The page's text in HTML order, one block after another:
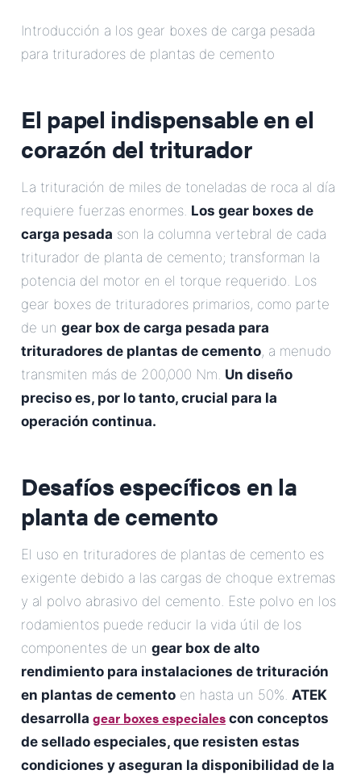
Introducción a los gear boxes de carga pesada
para trituradores de plantas de cemento
El papel indispensable en el
corazón del triturador
La trituración de miles de toneladas de roca al día
requiere fuerzas enormes. Los gear boxes de
carga pesada son la columna vertebral de cada
triturador de planta de cemento; transforman la
potencia del motor en el torque requerido. Los
gear boxes de trituradores primarios, como parte
de un gear box de carga pesada para
trituradores de plantas de cemento, a menudo
transmiten más de 200,000 Nm. Un diseño
preciso es, por lo tanto, crucial para la
operación continua.
Desafíos específicos en la
planta de cemento
El uso en trituradores de plantas de cemento es
exigente debido a las cargas de choque extremas
y al polvo abrasivo del cemento. Este polvo en los
rodamientos puede reducir la vida útil de los
componentes de un gear box de alto
rendimiento para instalaciones de trituración
en plantas de cemento en hasta un 50%. ATEK
desarrolla gear boxes especiales con conceptos
de sellado especiales, que resisten estas
condiciones y aseguran la disponibilidad de la